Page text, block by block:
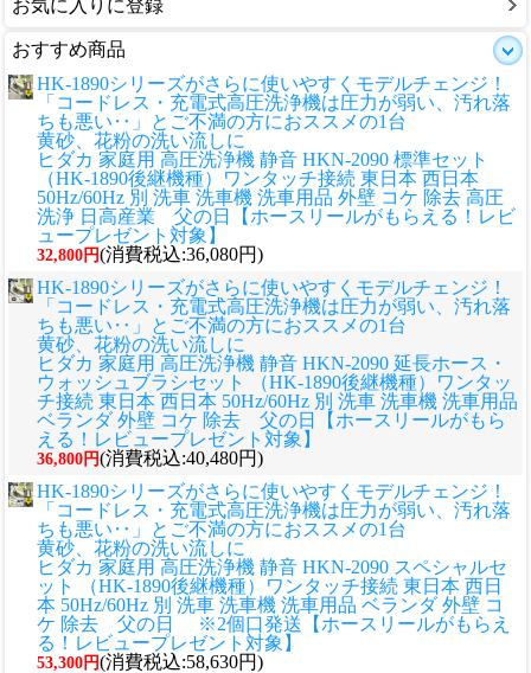
お気に入りに登録
おすすめ商品
HK-1890シリーズがさらに使いやすくモデルチェンジ！
「コードレス・充電式高圧洗浄機は圧力が弱い、汚れ落
ちも悪い‥」とご不満の方におススメの1台
黄砂、花粉の洗い流しに
ヒダカ 家庭用 高圧洗浄機 静音 HKN-2090 標準セット
（HK-1890後継機種）ワンタッチ接続 東日本 西日本
50Hz/60Hz 別 洗車 洗車機 洗車用品 外壁 コケ 除去 高圧
洗浄 日高産業 父の日【ホースリールがもらえる！レビ
ュープレゼント対象】
32,800円(消費税込:36,080円)
HK-1890シリーズがさらに使いやすくモデルチェンジ！
「コードレス・充電式高圧洗浄機は圧力が弱い、汚れ落
ちも悪い‥」とご不満の方におススメの1台
黄砂、花粉の洗い流しに
ヒダカ 家庭用 高圧洗浄機 静音 HKN-2090 延長ホース・
ウォッシュブラシセット （HK-1890後継機種）ワンタッ
チ接続 東日本 西日本 50Hz/60Hz 別 洗車 洗車機 洗車用品
ベランダ 外壁 コケ 除去 父の日【ホースリールがもら
える！レビュープレゼント対象】
36,800円(消費税込:40,480円)
HK-1890シリーズがさらに使いやすくモデルチェンジ！
「コードレス・充電式高圧洗浄機は圧力が弱い、汚れ落
ちも悪い‥」とご不満の方におススメの1台
黄砂、花粉の洗い流しに
ヒダカ 家庭用 高圧洗浄機 静音 HKN-2090 スペシャルセ
ット （HK-1890後継機種）ワンタッチ接続 東日本 西日
本 50Hz/60Hz 別 洗車 洗車機 洗車用品 ベランダ 外壁 コ
ケ 除去 父の日 ※2個口発送【ホースリールがもらえ
る！レビュープレゼント対象】
53,300円(消費税込:58,630円)